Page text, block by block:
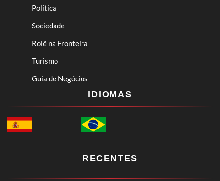
Política
Sociedade
Rolê na Fronteira
Turismo
Guia de Negócios
IDIOMAS
RECENTES